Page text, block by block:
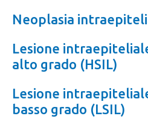
Neoplasia
Lesione
alto grado (HSIL)
Lesione
basso grado (LSIL)